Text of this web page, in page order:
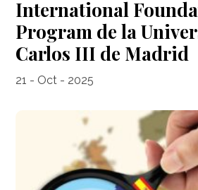
International
Program de la
Carlos III de Madrid
21 - Oct - 2025